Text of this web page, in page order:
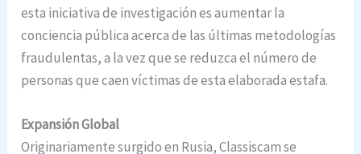
esta iniciativa de investigación es aumentar la
conciencia pública acerca de las últimas metodologías
fraudulentas, a la vez que se reduzca el número de
personas que caen víctimas de esta elaborada estafa.
Expansión Global
Originariamente surgido en Rusia, Classiscam se